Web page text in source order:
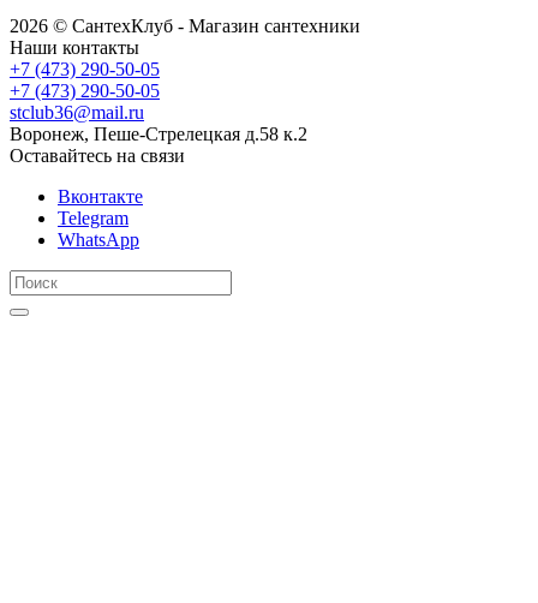
2026 © СантехКлуб - Магазин сантехники
Наши контакты
+7 (473) 290-50-05
+7 (473) 290-50-05
stclub36@mail.ru
Воронеж, Пеше-Стрелецкая д.58 к.2
Оставайтесь на связи
Вконтакте
Telegram
WhatsApp